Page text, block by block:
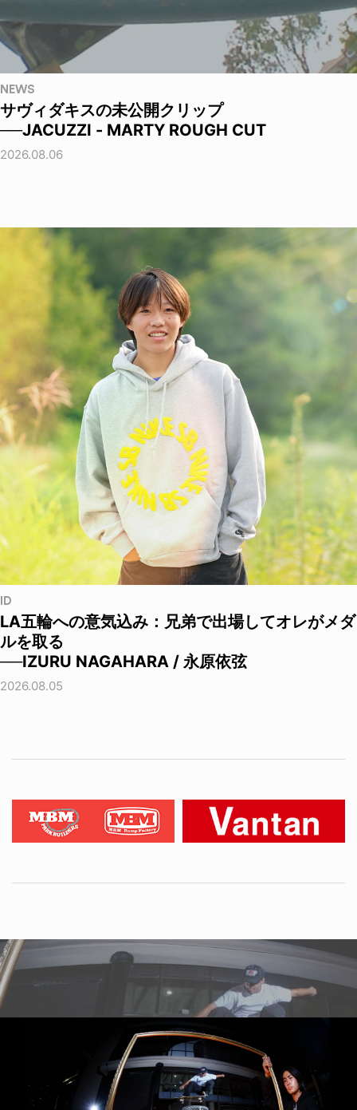
NEWS
サヴィダキスの未公開クリップ
──JACUZZI - MARTY ROUGH CUT
2026.08.06
ID
LA五輪への意気込み：兄弟で出場してオレがメダ
ルを取る
──IZURU NAGAHARA / 永原依弦
2026.08.05